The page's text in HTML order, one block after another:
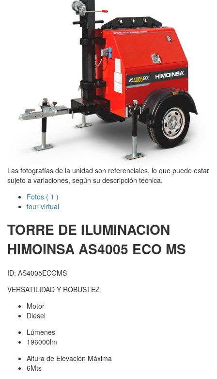
Las fotografías de la unidad son referenciales, lo que puede estar
sujeto a variaciones, según su descripción técnica.
Fotos ( 1 )
tour virtual
TORRE DE ILUMINACION
HIMOINSAAS4005 ECO MS
ID: AS4005ECOMS
VERSATILIDAD Y ROBUSTEZ
Motor
Diesel
Lúmenes
196000lm
Altura de Elevación Máxima
6Mts